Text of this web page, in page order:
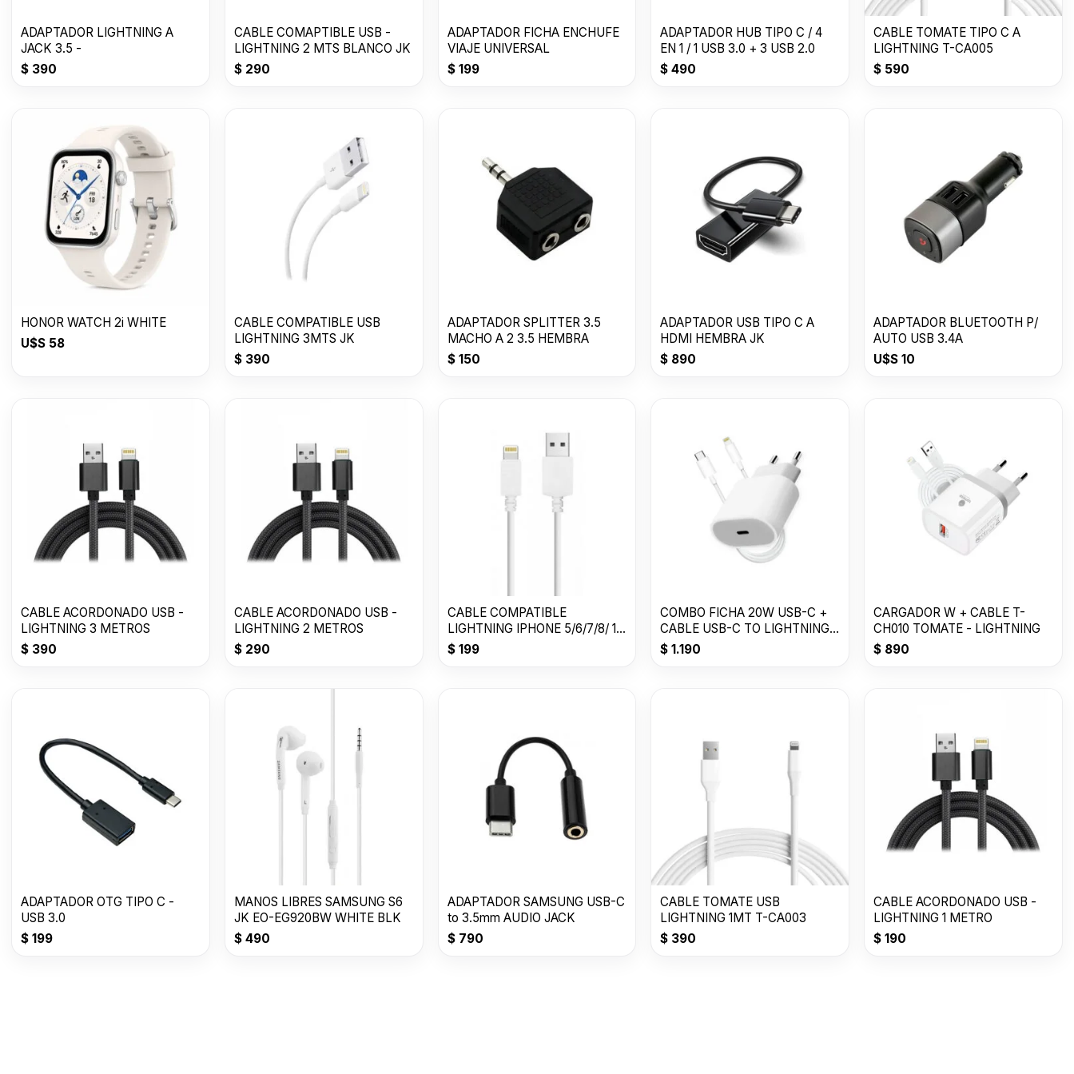
ADAPTADOR LIGHTNING A
JACK 3.5 -
$ 390
CABLE COMAPTIBLE USB -
LIGHTNING 2 MTS BLANCO JK
$290
ADAPTADOR FICHA ENCHUFE
VIAJE UNIVERSAL
$199
ADAPTADOR HUB TIPO C / 4
EN 1 / 1 USB 3.0 + 3 USB 2.0
$ 490
CABLE TOMATE TIPO C A
LIGHTNING T-CA005
$ 590
HONOR WATCH 2i WHITE
U$S 58
CABLE COMPATIBLE USB
LIGHTNING 3MTS JK
$390
ADAPTADOR SPLITTER 3.5
MACHO A 2 3.5 HEMBRA
$150
ADAPTADOR USB TIPO C A
HDMI HEMBRA JK
$ 890
ADAPTADOR BLUETOOTH P/
AUTO USB 3.4A
U$S 10
CABLE ACORDONADO USB -
LIGHTNING 3 METROS
$ 390
CABLE ACORDONADO USB -
LIGHTNING 2 METROS
$290
CABLE COMPATIBLE
LIGHTNING IPHONE 5/6/7/8/ 1
MT / BCO / BULK
$199
COMBO FICHA 20W USB-C +
CABLE USB-C TO LIGHTNING -
TOMATE
$ 1.190
CARGADOR W + CABLE T-
CH010 TOMATE - LIGHTNING
$ 890
ADAPTADOR OTG TIPO C -
USB 3.0
$ 199
MANOS LIBRES SAMSUNG S6
JK EO-EG920BW WHITE BLK
$490
ADAPTADOR SAMSUNG USB-C
to 3.5mm AUDIO JACK
$790
CABLE TOMATE USB
LIGHTNING 1MT T-CA003
$ 390
CABLE ACORDONADO USB -
LIGHTNING 1 METRO
$ 190